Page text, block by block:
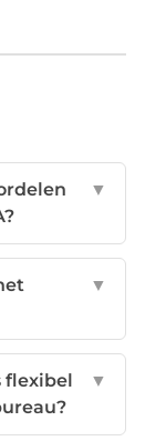
▼
▼
flexibel
▼